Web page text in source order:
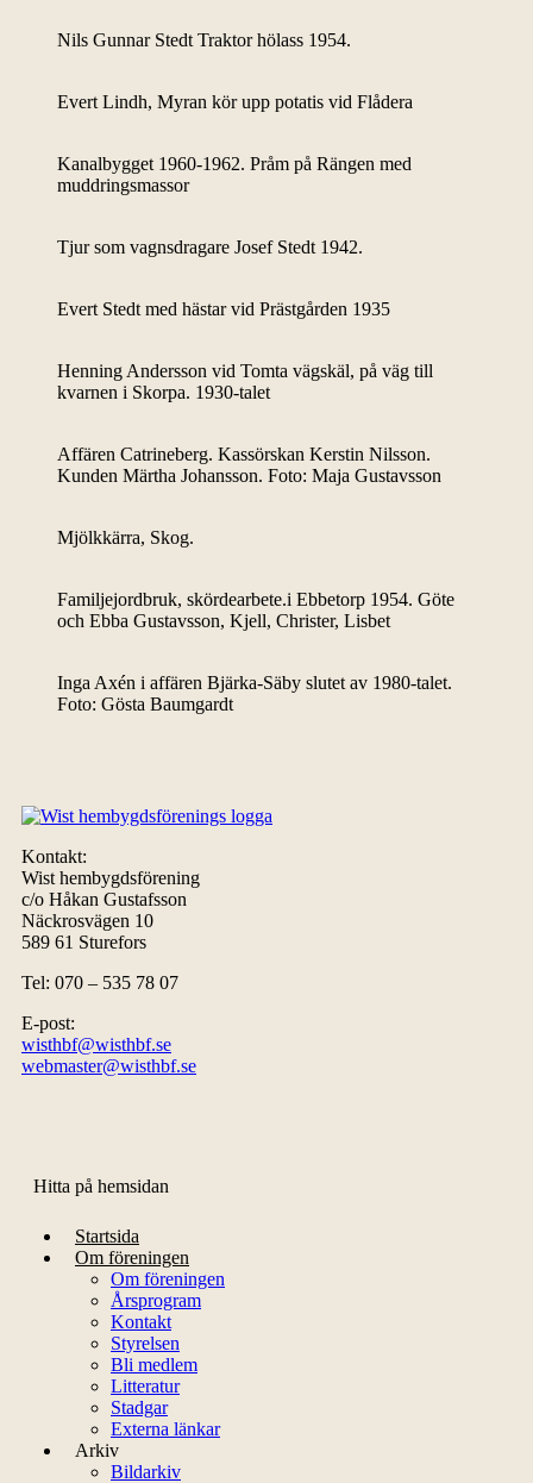
Nils Gunnar Stedt Traktor hölass 1954.
Evert Lindh, Myran kör upp potatis vid Flådera
Kanalbygget 1960-1962. Pråm på Rängen med
muddringsmassor
Tjur som vagnsdragare Josef Stedt 1942.
Evert Stedt med hästar vid Prästgården 1935
Henning Andersson vid Tomta vägskäl, på väg till
kvarnen i Skorpa. 1930-talet
Affären Catrineberg. Kassörskan Kerstin Nilsson.
Kunden Märtha Johansson. Foto: Maja Gustavsson
Mjölkkärra, Skog.
Familjejordbruk, skördearbete.i Ebbetorp 1954. Göte
och Ebba Gustavsson, Kjell, Christer, Lisbet
Inga Axén i affären Bjärka-Säby slutet av 1980-talet.
Foto: Gösta Baumgardt
Kontakt:
Wist hembygdsförening
c/o Håkan Gustafsson
Näckrosvägen 10
589 61 Sturefors
Tel: 070 – 535 78 07
E-post:
wisthbf@wisthbf.se
webmaster@wisthbf.se
Hitta på hemsidan
Startsida
Om föreningen
Om föreningen
Årsprogram
Kontakt
Styrelsen
Bli medlem
Litteratur
Stadgar
Externa länkar
Arkiv
Bildarkiv